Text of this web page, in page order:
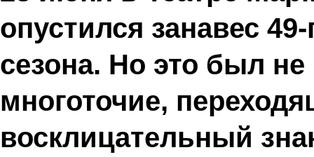
опустился занавес
сезона. Но это был не
многоточие,
восклицательный